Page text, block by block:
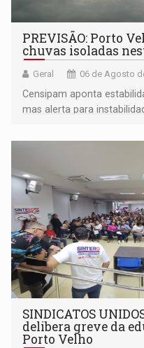
PREVISÃO: Porto
chuvas isoladas
Geral 06 de Agosto
Censipam aponta
mas alerta para
SINDICATOS
delibera greve da
Porto Velho